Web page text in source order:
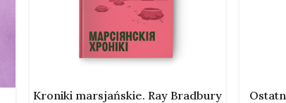
DODAJ DO KOSZYKA
Kroniki marsjańskie. Ray Bradbury
DODAJ